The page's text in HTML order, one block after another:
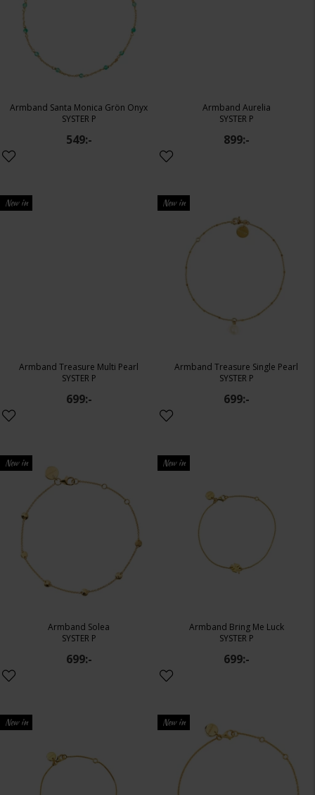
Armband Santa Monica Grön Onyx
SYSTER P
549:-
Armband Aurelia
SYSTER P
899:-
New in
Armband Treasure Multi Pearl
SYSTER P
699:-
New in
Armband Treasure Single Pearl
SYSTER P
699:-
New in
Armband Solea
SYSTER P
699:-
New in
Armband Bring Me Luck
SYSTER P
699:-
New in New in